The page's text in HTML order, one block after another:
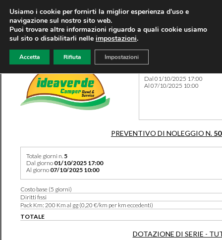
Dal 01/10/2025 17:00
Al 07/10/2025 10:00
PREVENTIVO DI NOLEGGIO N.
Totale giorni n. 5
Dal giorno 01/10/2025 17:00
Al giorno 07/10/2025 10:00
Costo base (5 giorni)
Diritti fissi
Pack Km: 200 Km al gg (0,20 €/km per km eccedenti)
TOTALE
DOTAZIONE DI SERIE -
Usiamo i cookie per fornirti la miglior esperienza d'uso e
navigazione sul nostro sito web.
Puoi trovare altre informazioni riguardo a quali cookie usiamo
sul sito o disabilitarli nelle impostazioni.
Accetta Rifiuta Impostazioni